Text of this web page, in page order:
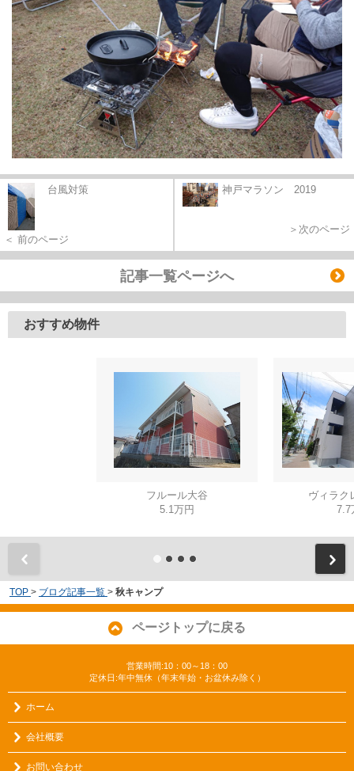
台風対策
＜ 前のページ
神戸マラソン 2019
＞次のページ
記事一覧ページへ
おすすめ物件
フルール大谷
5.1万円
ヴィラク
7.7
TOP > ブログ記事一覧 > 秋キャンプ
ページトップに戻る
営業時間:10：00～18：00
定休日:年中無休（年末年始・お盆休み除く）
ホーム
会社概要
お問い合わせ